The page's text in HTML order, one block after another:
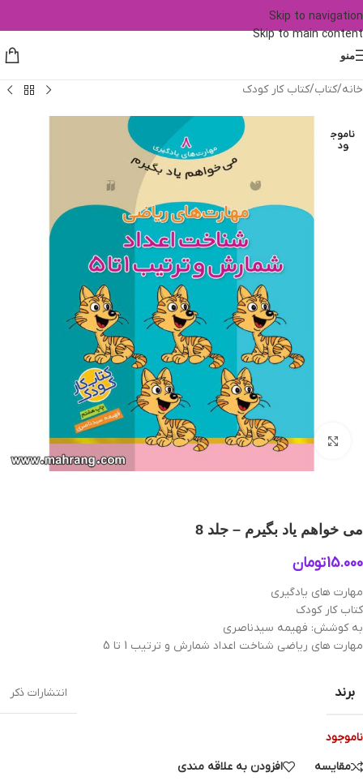
Skip to navigation
Skip to main content
منو
خانه/کتاب/کتاب کار کودک
ناموج
ود
بزرگنمایی تصویر
می خواهم یاد بگیرم – جلد 8
15.000تومان
مهارت های یادگیری
کتاب کار کودک
به کوشش: فهیمه سیدناصری
مهارت های ریاضی شناخت اعداد شمارش و ترتیب 1 تا 5
برند انتشارات ذکر
ناموجود
مقایسه
افزودن به علاقه مندی